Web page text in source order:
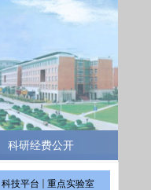
科研经费公开
科技平台 重点实验室